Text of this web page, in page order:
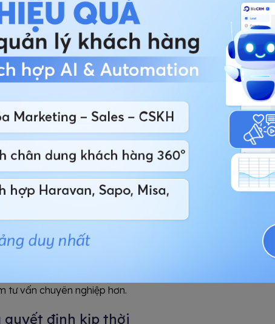
sales nào nhiệt tình, sales nào hời hợt trong công việc do
KPI.
khách hàng dài hạn
khách hàng thường cần nhiều thời gian nghiên cứu, tìm
nhiều doanh nghiệp hiện nay vẫn chỉ tập trung vào
nuôi dưỡng khách hàng dài hạn và cá nhân hóa hoạt
sau lần tư vấn đầu tiên, khách không được follow-up,
tin về dự án.
đai, sai phân khúc giá hoặc gửi đi ưu đãi không đúng thời
năng chưa sẵn sàng mua ngay nhưng có khả năng
hộ cho nhu cầu ở thực có thể cần thêm 5 tháng để chuẩn
sóc quá sớm hoặc chỉ liên tục “ép chốt”, khách rất dễ
tư vấn chuyên nghiệp hơn.
quyết định kịp thời